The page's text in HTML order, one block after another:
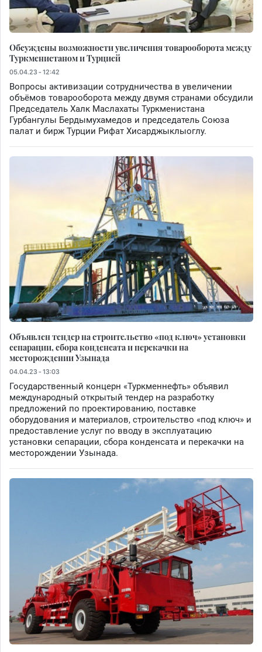
Обсуждены возможности увеличения товарооборота между
Туркменистаном и Турцией
05.04.23 - 12:42
Вопросы активизации сотрудничества в увеличении
объёмов товарооборота между двумя странами обсудили
Председатель Халк Маслахаты Туркменистана
Гурбангулы Бердымухамедов и председатель Союза
палат и бирж Турции Рифат Хисарджыклыоглу.
Объявлен тендер на строительство «под ключ» установки
сепарации, сбора конденсата и перекачки на
месторождении Узынада
04.04.23 - 13:03
Государственный концерн «Туркменнефть» объявил
международный открытый тендер на разработку
предложений по проектированию, поставке
оборудования и материалов, строительство «под ключ» и
предоставление услуг по вводу в эксплуатацию
установки сепарации, сбора конденсата и перекачки на
месторождении Узынада.